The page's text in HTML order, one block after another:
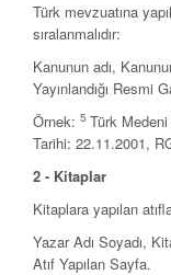
Türk mevzuatına
sıralanmalıdır:
Kanunun adı,
Yayınlandığı Resmi
Örnek: 5 Türk
Tarihi: 22.11.2001,
2 - Kitaplar
Kitaplara yapılan
Yazar Adı Soyadı,
Atıf Yapılan Sayfa.